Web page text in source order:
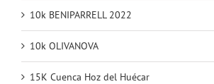
10k BENIPARRELL 2022
10k OLIVANOVA
15K Cuenca Hoz del Huécar